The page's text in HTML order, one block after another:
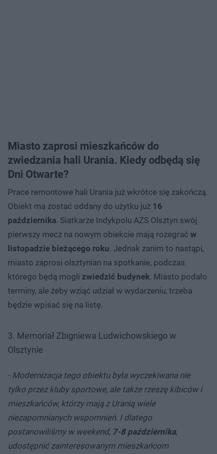
Miasto zaprosi mieszkańców do
zwiedzania hali Urania. Kiedy odbędą się
Dni Otwarte?
Prace remontowe hali Urania już wkrótce się zakończą.
Obiekt ma zostać oddany do użytku już 16
października. Siatkarze Indykpolu AZS Olsztyn swój
pierwszy mecz na nowym obiekcie mają rozegrać w
listopadzie bieżącego roku. Jednak zanim to nastąpi,
miasto zaprosi olsztynian na spotkanie, podczas
którego będą mogli zwiedzić budynek. Miasto podało
terminy, ale żeby wziąć udział w wydarzeniu, trzeba
będzie wpisać się na listę.
3. Memoriał Zbigniewa Ludwichowskiego w
Olsztynie
- Modernizacja tego obiektu była wyczekiwana nie
tylko przez kluby sportowe, ale także rzeszę kibiców i
mieszkańców, którzy mają z Uranią wiele
niezapomnianych wspomnień. I dlatego
postanowiliśmy w weekend, 7-8 października,
udostępnić zainteresowanym mieszkańcom